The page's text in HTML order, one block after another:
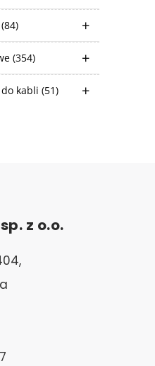
(84)
(354)
kabli (51)
z o.o.